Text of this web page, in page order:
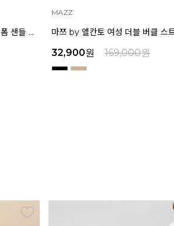
마쯔 by 엘칸토 여성 더블 버클 스트랩 플랫폼 샌들 6cm LCWW34M626
ELCANTO
29,000원